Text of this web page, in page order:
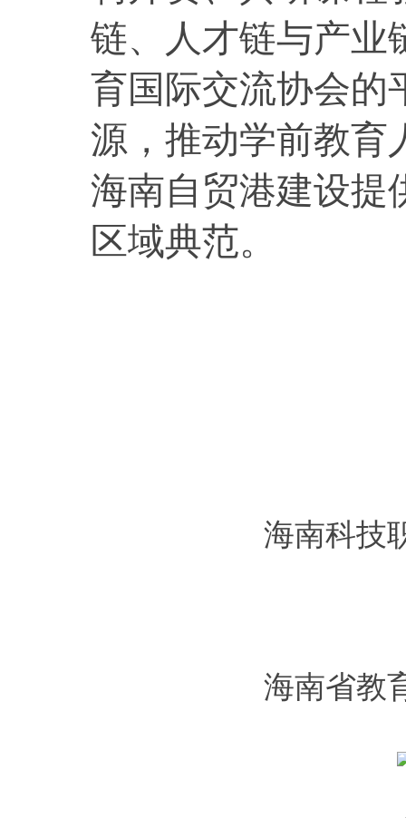
链、人才链与产业
育国际交流协会的
源，推动学前教育
海南自贸港建设提
区域典范。
海南科技
海南省教